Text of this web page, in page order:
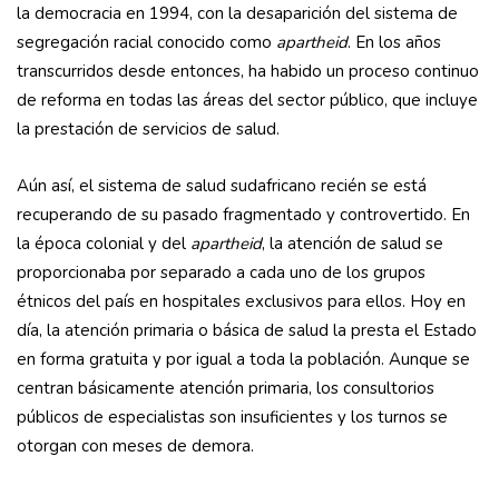
la democracia en 1994, con la desaparición del sistema de
segregación racial conocido como apartheid. En los años
transcurridos desde entonces, ha habido un proceso continuo
de reforma en todas las áreas del sector público, que incluye
la prestación de servicios de salud.
Aún así, el sistema de salud sudafricano recién se está
recuperando de su pasado fragmentado y controvertido. En
la época colonial y del apartheid, la atención de salud se
proporcionaba por separado a cada uno de los grupos
étnicos del país en hospitales exclusivos para ellos. Hoy en
día, la atención primaria o básica de salud la presta el Estado
en forma gratuita y por igual a toda la población. Aunque se
centran básicamente atención primaria, los consultorios
públicos de especialistas son insuficientes y los turnos se
otorgan con meses de demora.